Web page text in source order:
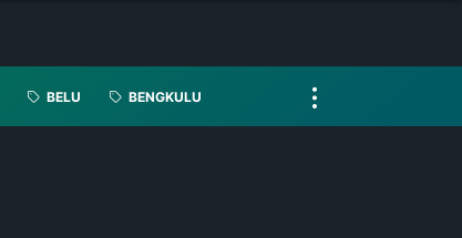
BELU BENGKULU